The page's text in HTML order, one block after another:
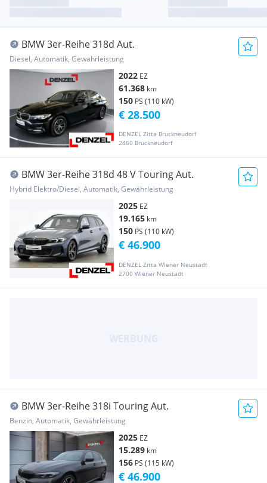
BMW 3er-Reihe 318d Aut.
Diesel, Automatik, Gewährleistung
2022 EZ
61.368 km
150 PS (110 kW)
DENZEL Zitta Bruckneudorf
2460 Bruckneudorf
€ 28.500
BMW 3er-Reihe 318d 48 V Touring Aut.
Hybrid Elektro/Diesel, Automatik, Gewährleistung
2025 EZ
19.165 km
150 PS (110 kW)
DENZEL Zitta Wiener Neustadt
2700 Wiener Neustadt
€ 46.900
BMW 3er-Reihe 318i Touring Aut.
Benzin, Automatik, Gewährleistung
2025 EZ
15.289 km
156 PS (115 kW)
€ 46.900